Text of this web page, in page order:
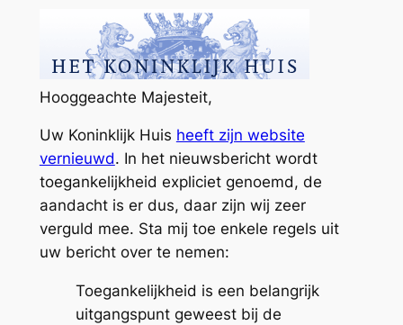
Hooggeachte Majesteit,
Uw Koninklijk Huis heeft zijn website
vernieuwd. In het nieuwsbericht wordt
toegankelijkheid expliciet genoemd, de
aandacht is er dus, daar zijn wij zeer
verguld mee. Sta mij toe enkele regels uit
uw bericht over te nemen:
Toegankelijkheid is een belangrijk
uitgangspunt geweest bij de